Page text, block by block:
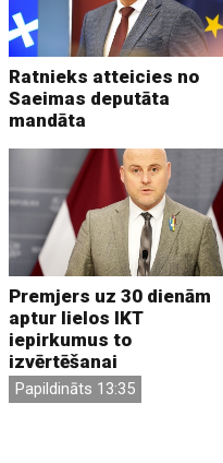
Ratnieks atteicies no
Saeimas deputāta
mandāta
Premjers uz 30 dienām
aptur lielos IKT
iepirkumus to
izvērtēšanai
Papildināts 13:35